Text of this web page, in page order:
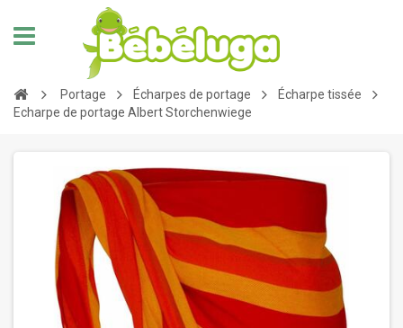
Portage Écharpes de portage
Écharpe tissée
Echarpe de portage Albert Storchenwiege